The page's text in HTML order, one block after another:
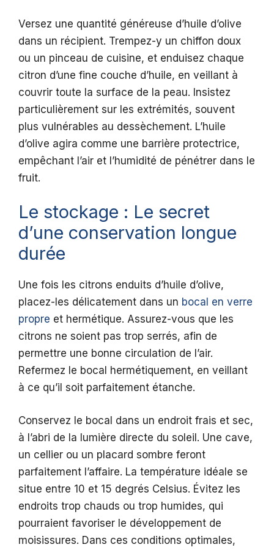
Versez une quantité généreuse d’huile d’olive
dans un récipient. Trempez-y un chiffon doux
ou un pinceau de cuisine, et enduisez chaque
citron d’une fine couche d’huile, en veillant à
couvrir toute la surface de la peau. Insistez
particulièrement sur les extrémités, souvent
plus vulnérables au dessèchement. L’huile
d’olive agira comme une barrière protectrice,
empêchant l’air et l’humidité de pénétrer dans le
fruit.
Le stockage : Le secret
d’une conservation longue
durée
Une fois les citrons enduits d’huile d’olive,
placez-les délicatement dans un bocal en verre
propre et hermétique. Assurez-vous que les
citrons ne soient pas trop serrés, afin de
permettre une bonne circulation de l’air.
Refermez le bocal hermétiquement, en veillant
à ce qu’il soit parfaitement étanche.
Conservez le bocal dans un endroit frais et sec,
à l’abri de la lumière directe du soleil. Une cave,
un cellier ou un placard sombre feront
parfaitement l’affaire. La température idéale se
situe entre 10 et 15 degrés Celsius. Évitez les
endroits trop chauds ou trop humides, qui
pourraient favoriser le développement de
moisissures. Dans ces conditions optimales,